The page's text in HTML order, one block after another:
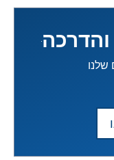
שלנו